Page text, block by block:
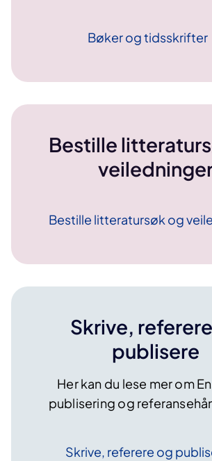
Bøker ogtidsskrifter
Bestille
Bestille litteratursøk og
Skrive,
publisere
Her kan du lese mer om
publisering og
Skrive, referere og